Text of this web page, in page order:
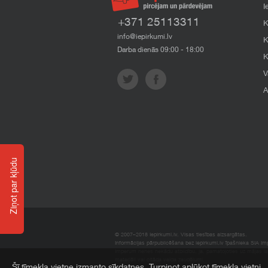
+371 25113311
info@iepirkumi.lv
Darba dienās 09:00 - 18:00
© 2007–2018 Iepirkumi.lv. Visas tiesības aizsargātas.
Informācijas pārpublicēšana bez iepirkumi.lv īpašnieka SIA
Ziņot par kļūdu